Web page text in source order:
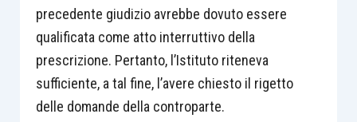
precedente giudizio avrebbe dovuto essere
qualificata come atto interruttivo della
prescrizione. Pertanto, l’Istituto riteneva
sufficiente, a tal fine, l’avere chiesto il rigetto
delle domande della controparte.